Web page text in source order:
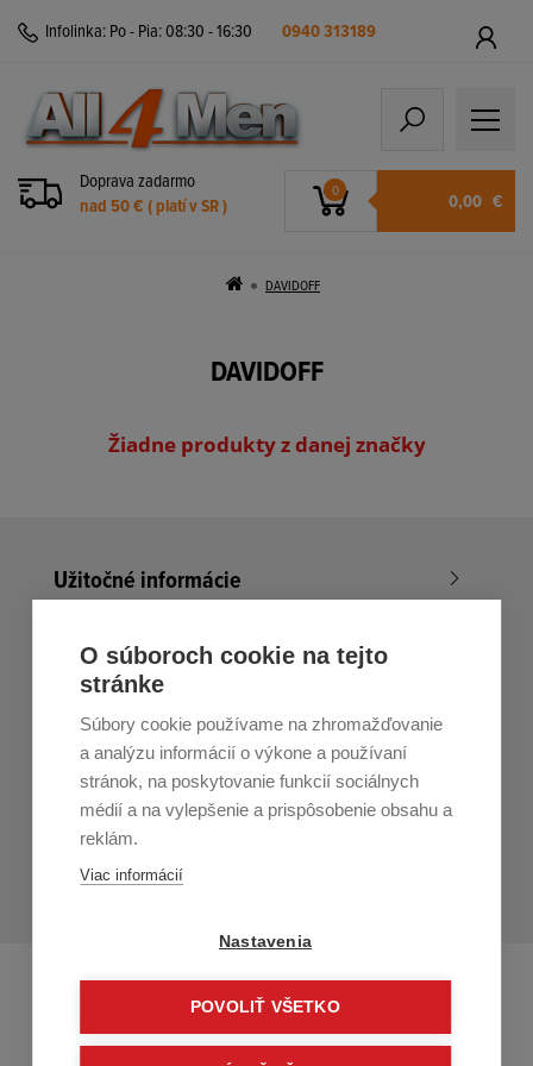
Infolinka: Po - Pia: 08:30 - 16:30 0940 313189
Doprava zadarmo
nad 50 € ( platí v SR )
0 0,00 €
DAVIDOFF
DAVIDOFF
Žiadne produkty z danej značky
Užitočné informácie
Nákup v All4Men.sk
Zákaznícky servis
Prihláste sa k odberu noviniek
Prihlásiť
osoby staršie ako 16 rokov!
O súboroch cookie na tejto
stránke
Súbory cookie používame na zhromažďovanie
a analýzu informácií o výkone a používaní
stránok, na poskytovanie funkcií sociálnych
médií a na vylepšenie a prispôsobenie obsahu a
reklám.
Viac informácií
Nastavenia
POVOLIŤ VŠETKO